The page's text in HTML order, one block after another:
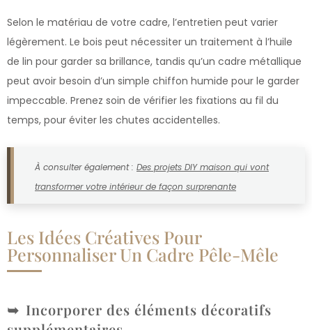
Selon le matériau de votre cadre, l’entretien peut varier
légèrement. Le bois peut nécessiter un traitement à l’huile
de lin pour garder sa brillance, tandis qu’un cadre métallique
peut avoir besoin d’un simple chiffon humide pour le garder
impeccable. Prenez soin de vérifier les fixations au fil du
temps, pour éviter les chutes accidentelles.
À consulter également : Des projets DIY maison qui vont
transformer votre intérieur de façon surprenante
Les Idées Créatives Pour
Personnaliser Un Cadre Pêle-Mêle
Incorporer des éléments décoratifs